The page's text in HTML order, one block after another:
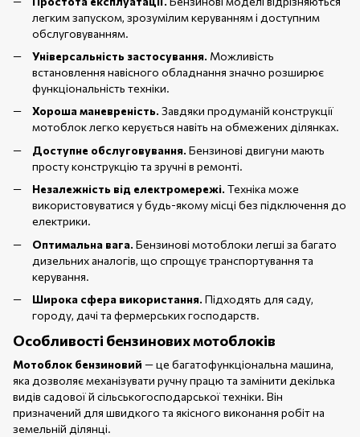
легким запуском, зрозумілим керуванням і доступним
обслуговуванням.
Універсальність застосування. Можливість
встановлення навісного обладнання значно розширює
функціональність техніки.
Хороша маневреність. Завдяки продуманій конструкції
мотоблок легко керується навіть на обмежених ділянках.
Доступне обслуговування. Бензинові двигуни мають
просту конструкцію та зручні в ремонті.
Незалежність від електромережі. Техніка може
використовуватися у будь-якому місці без підключення до
електрики.
Оптимальна вага. Бензинові мотоблоки легші за багато
дизельних аналогів, що спрощує транспортування та
керування.
Широка сфера використання. Підходять для саду,
городу, дачі та фермерських господарств.
Особливості бензинових мотоблоків
Мотоблок бензиновий — це багатофункціональна машина,
яка дозволяє механізувати ручну працю та замінити декілька
видів садової й сільськогосподарської техніки. Він
призначений для швидкого та якісного виконання робіт на
земельній ділянці.